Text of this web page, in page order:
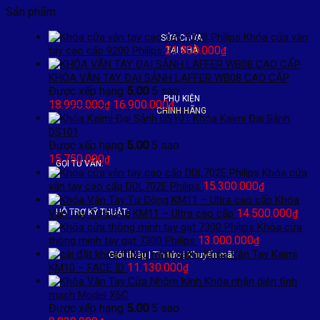
SỬA CHỮA
TẠI NHÀ
PHỤ KIỆN
CHÍNH HÃNG
GỌI TƯ VẤN:
HỖ TRỢ KỸ THUẬT:
Giới thiệu|Tin tức|Khuyến mãi
Sản phẩm
Khóa cửa vân
tay cao cấp 9200 Philips 21.900.000₫
KHÓA VÂN TAY ĐẠI SẢNH LAFFER WB08 CAO CẤP
Được xếp hạng 5.005 sao
18.990.000₫ Giá
gốc
18.990.000₫.
16.900.000₫Giá
hiện
là:
Khóa Kaimi Đại Sảnh
DS101
Được xếp hạng 5.005 sao
15.750.000₫
Khóa cửa
vân tay cao cấp DDL702E Philips 15.300.000₫
Khóa
Vân Tay Tự Động KM11 – Ultra cao cấp 14.500.000₫
Khóa cửa
thông minh tay gạt 7300 Philips 13.000.000₫
Khóa Vân Tay Kaimi
KM10 – FACE ID 11.130.000₫
Khóa nhận diện tĩnh
mạch Model X6C
Được xếp hạng 5.005 sao